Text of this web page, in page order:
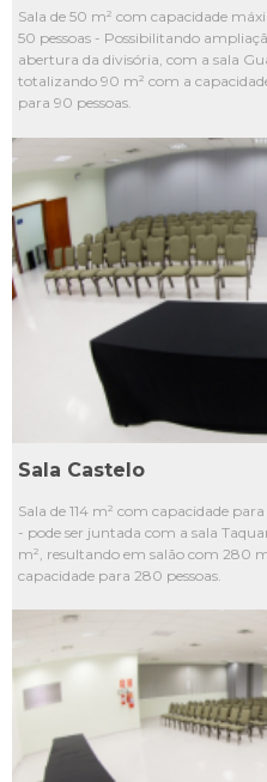
Sala de 50 m² com capacidade
50 pessoas - Possibilitando
abertura da divisória, com a sala
totalizando 90 m² com a
para 90 pessoas.
L2
L3
L4
Sala Castelo
Sala de 114 m² com capacidade para
- pode ser juntada com a sala
m², resultando em salão com 280
capacidade para 280 pessoas.
L3
L4